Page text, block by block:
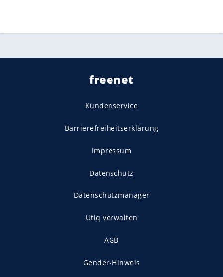
freenet
Kundenservice
Barrierefreiheitserklärung
Impressum
Datenschutz
Datenschutzmanager
Utiq verwalten
AGB
Gender-Hinweis